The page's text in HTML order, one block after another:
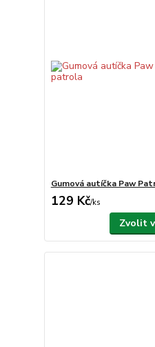
Gumová autíčka Paw
129 Kč/ks
Zvolit